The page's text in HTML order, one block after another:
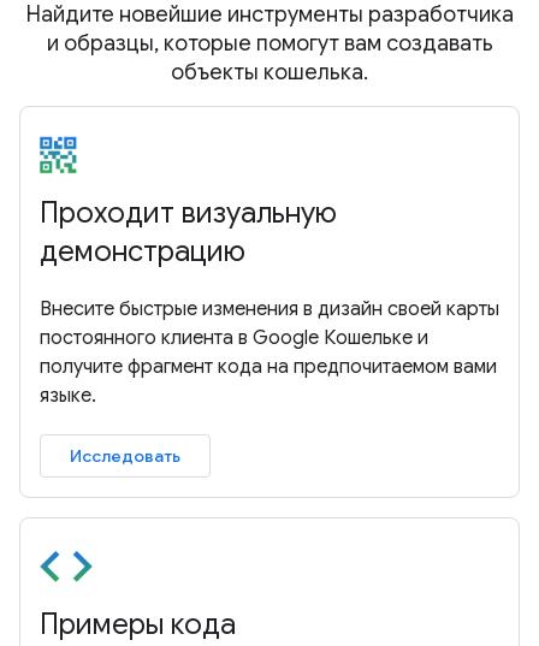
Найдите новейшие инструменты разработчика
и образцы, которые помогут вам создавать
объекты кошелька.
Проходит визуальную
демонстрацию
Внесите быстрые изменения в дизайн своей карты
постоянного клиента в Google Кошельке и
получите фрагмент кода на предпочитаемом вами
языке.
Исследовать
Примеры кода